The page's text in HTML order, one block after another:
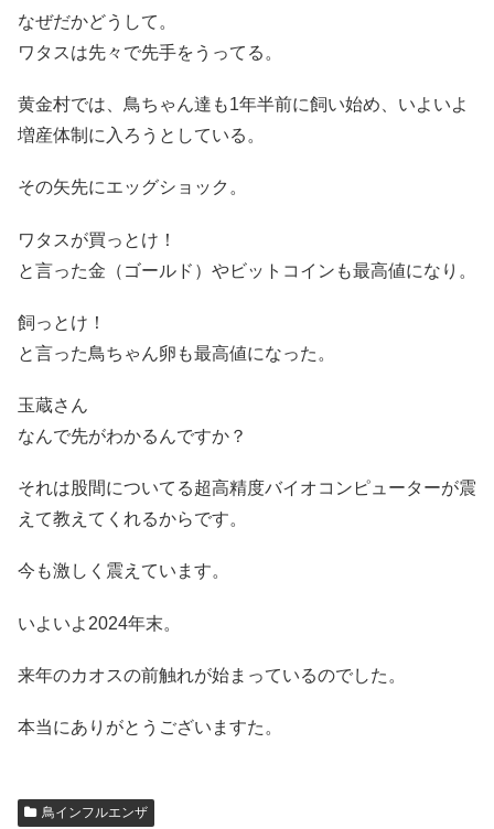
なぜだかどうして。
ワタスは先々で先手をうってる。
黄金村では、鳥ちゃん達も1年半前に飼い始め、いよいよ
増産体制に入ろうとしている。
その矢先にエッグショック。
ワタスが買っとけ！
と言った金（ゴールド）やビットコインも最高値になり。
飼っとけ！
と言った鳥ちゃん卵も最高値になった。
玉蔵さん
なんで先がわかるんですか？
それは股間についてる超高精度バイオコンピューターが震
えて教えてくれるからです。
今も激しく震えています。
いよいよ2024年末。
来年のカオスの前触れが始まっているのでした。
本当にありがとうございますた。
鳥インフルエンザ